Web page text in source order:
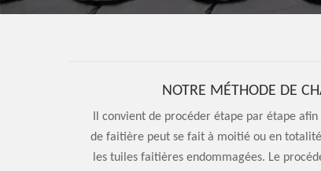
NOTRE MÉTHODE DE
Il convient de procéder étape par étape
de faitière peut se fait à moitié ou en
les tuiles faitières endommagées. Le